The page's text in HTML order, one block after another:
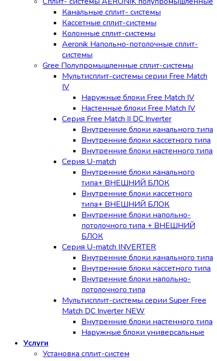
Канальные сплит- системы
Кассетные сплит-системы
Колонные сплит-системы
Aeronik Напольно-потолочные сплит-
системы
Gree Полупромышленные сплит-системы
Мультисплит-системы cерии Free Match
IV
Наружные блоки Free Match IV
Настенные блоки Free Match IV
Серия Free Match II DC Inverter
Внутренние блоки канального типа
Внутренние блоки кассетного типа
Внутренние блоки настенного типа
Серия U-match
Внутренние блоки канального
типа+ ВНЕШНИЙ БЛОК
Внутренние блоки кассетного
типа+ ВНЕШНИЙ БЛОК
Внутренние блоки напольно-
потолочного типа + ВНЕШНИЙ
БЛОК
Серия U-match INVERTER
Внутренние блоки канального типа
Внутренние блоки кассетного типа
Внутренние блоки напольно-
потолочного типа
Мультисплит-системы серии Super Free
Match DC Inverter NEW
Внутренние блоки настенного типа
Наружные блоки универсальные
Услуги
Установка сплит-систем